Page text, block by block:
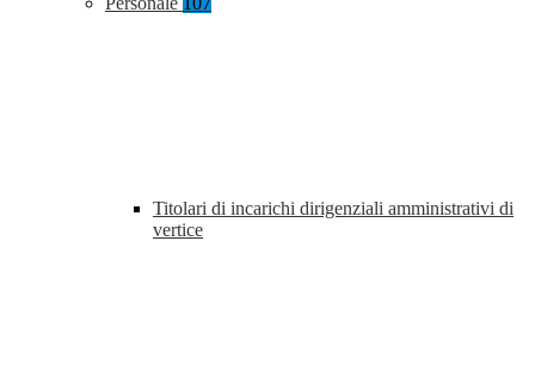
Titolari di incarichi dirigenziali amministrativi di
vertice